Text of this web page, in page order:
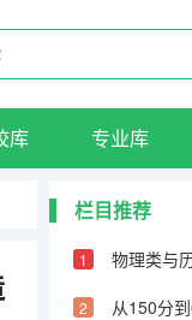
库 专业库
栏目推荐